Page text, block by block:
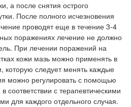
а после снятия острого
После полного исчезновения
проводят еще в течение 3-4
поражениях лечение не должно
При лечении поражений на
кожи мазь можно применять в
которую следует менять каждые
можно регулировать с помощью
с терапевтическими
для каждого отдельного случая.